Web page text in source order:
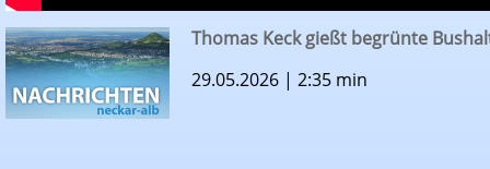
Thomas Keck gießt begrünte
29.05.2026 | 2:35 min